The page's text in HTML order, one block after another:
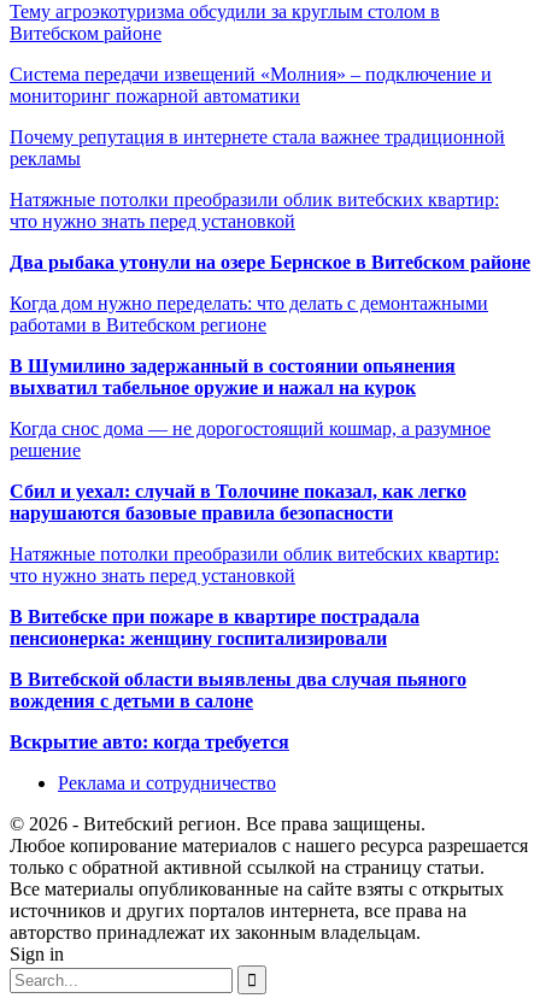
Тему агроэкотуризма обсудили за круглым столом в
Витебском районе
Система передачи извещений «Молния» – подключение и
мониторинг пожарной автоматики
Почему репутация в интернете стала важнее традиционной
рекламы
Натяжные потолки преобразили облик витебских квартир:
что нужно знать перед установкой
Два рыбака утонули на озере Бернское в Витебском районе
Когда дом нужно переделать: что делать с демонтажными
работами в Витебском регионе
В Шумилино задержанный в состоянии опьянения
выхватил табельное оружие и нажал на курок
Когда снос дома — не дорогостоящий кошмар, а разумное
решение
Сбил и уехал: случай в Толочине показал, как легко
нарушаются базовые правила безопасности
Натяжные потолки преобразили облик витебских квартир:
что нужно знать перед установкой
В Витебске при пожаре в квартире пострадала
пенсионерка: женщину госпитализировали
В Витебской области выявлены два случая пьяного
вождения с детьми в салоне
Вскрытие авто: когда требуется
Реклама и сотрудничество
© 2026 - Витебский регион. Все права защищены.
Любое копирование материалов с нашего ресурса разрешается
только с обратной активной ссылкой на страницу статьи.
Все материалы опубликованные на сайте взяты с открытых
источников и других порталов интернета, все права на
авторство принадлежат их законным владельцам.
Sign in